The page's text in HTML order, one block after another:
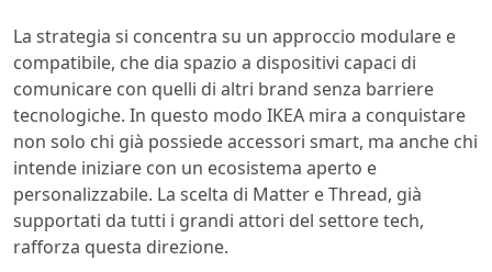
La strategia si concentra su un approccio modulare e
compatibile, che dia spazio a dispositivi capaci di
comunicare con quelli di altri brand senza barriere
tecnologiche. In questo modo IKEA mira a conquistare
non solo chi già possiede accessori smart, ma anche chi
intende iniziare con un ecosistema aperto e
personalizzabile. La scelta di Matter e Thread, già
supportati da tutti i grandi attori del settore tech,
rafforza questa direzione.